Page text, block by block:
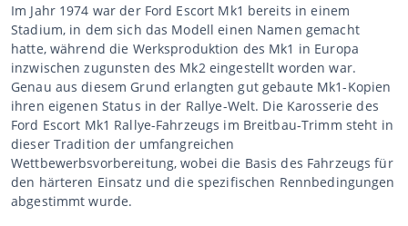
Im Jahr 1974 war der Ford Escort Mk1 bereits in einem
Stadium, in dem sich das Modell einen Namen gemacht
hatte, während die Werksproduktion des Mk1 in Europa
inzwischen zugunsten des Mk2 eingestellt worden war.
Genau aus diesem Grund erlangten gut gebaute Mk1-Kopien
ihren eigenen Status in der Rallye-Welt. Die Karosserie des
Ford Escort Mk1 Rallye-Fahrzeugs im Breitbau-Trimm steht in
dieser Tradition der umfangreichen
Wettbewerbsvorbereitung, wobei die Basis des Fahrzeugs für
den härteren Einsatz und die spezifischen Rennbedingungen
abgestimmt wurde.